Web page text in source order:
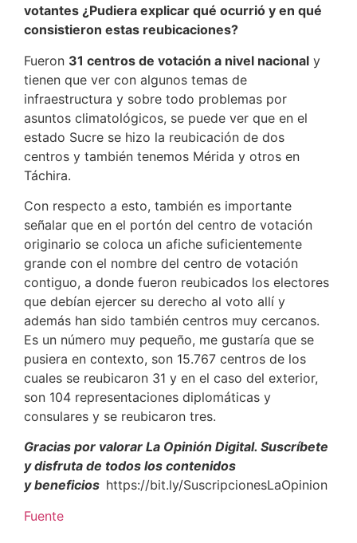
votantes ¿Pudiera explicar qué ocurrió y en qué
consistieron estas reubicaciones?
Fueron 31 centros de votación a nivel nacional y
tienen que ver con algunos temas de
infraestructura y sobre todo problemas por
asuntos climatológicos, se puede ver que en el
estado Sucre se hizo la reubicación de dos
centros y también tenemos Mérida y otros en
Táchira.
Con respecto a esto, también es importante
señalar que en el portón del centro de votación
originario se coloca un afiche suficientemente
grande con el nombre del centro de votación
contiguo, a donde fueron reubicados los electores
que debían ejercer su derecho al voto allí y
además han sido también centros muy cercanos.
Es un número muy pequeño, me gustaría que se
pusiera en contexto, son 15.767 centros de los
cuales se reubicaron 31 y en el caso del exterior,
son 104 representaciones diplomáticas y
consulares y se reubicaron tres.
Gracias por valorar La Opinión Digital. Suscríbete
y disfruta de todos los contenidos
y beneficios https://bit.ly/SuscripcionesLaOpinion
Fuente